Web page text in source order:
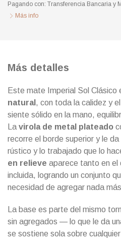
Pagando con: Transferencia Bancaria y
Más info
Más detalles
Este mate Imperial Sol Clásico
natural , con toda la calidez y
siente sólido en la mano,
La virola de metal plateado
recorre el borde superior y le
rústico y lo trabajado que lo
en relieve aparece tanto en el
incluida, logrando un conjunto
necesidad de agregar nada
La base es parte del mismo
sin agregados — lo que le da
se sostiene sola sobre